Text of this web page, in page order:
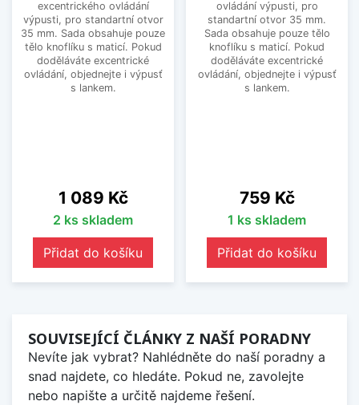
excentrického ovládání
výpusti, pro standartní otvor
35 mm. Sada obsahuje pouze
tělo knoflíku s maticí. Pokud
doděláváte excentrické
ovládání, objednejte i výpusť
s lankem.
Cena
1 089 Kč
2 ks skladem
Přidat do košíku
ovládání výpusti, pro
standartní otvor 35 mm.
Sada obsahuje pouze tělo
knoflíku s maticí. Pokud
doděláváte excentrické
ovládání, objednejte i výpusť
s lankem.
Cena
759 Kč
1 ks skladem
Přidat do košíku
SOUVISEJÍCÍ ČLÁNKY Z NAŠÍ PORADNY
Nevíte jak vybrat? Nahlédněte do naší poradny a
snad najdete, co hledáte. Pokud ne, zavolejte
nebo napište a určitě najdeme řešení.